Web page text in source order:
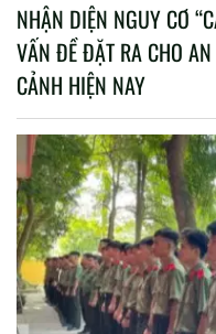
NHẬN DIỆN NGUY CƠ
VẤN ĐỀ ĐẶT RA CHO
CẢNH HIỆN NAY